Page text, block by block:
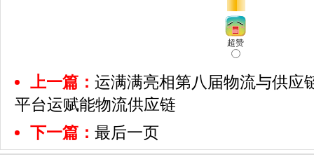
超赞
上一篇： 运满满亮相第八届物流与供应
平台运赋能物流供应链
下一篇： 最后一页